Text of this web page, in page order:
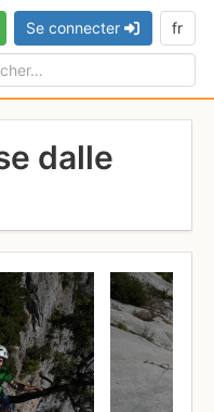
Se connecter fr
dalle